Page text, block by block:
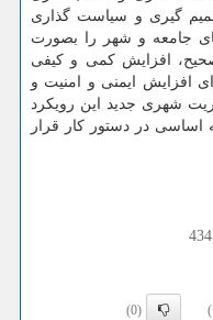
گیری و سیاست گذاری
جامعه و شهر را بصورت
افزایش كمی و كیفی
افزایش ایمنی و امنیت و
شهری جدید این رویكرد
اساسی در دستور كار قرار
(0)